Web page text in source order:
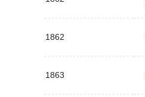
1862
1863